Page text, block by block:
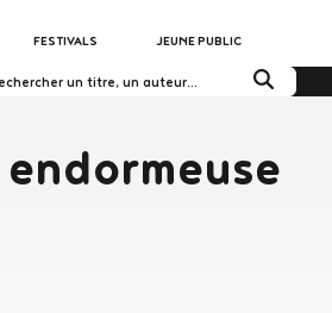
FESTIVALS JEUNE PUBLIC
dans le